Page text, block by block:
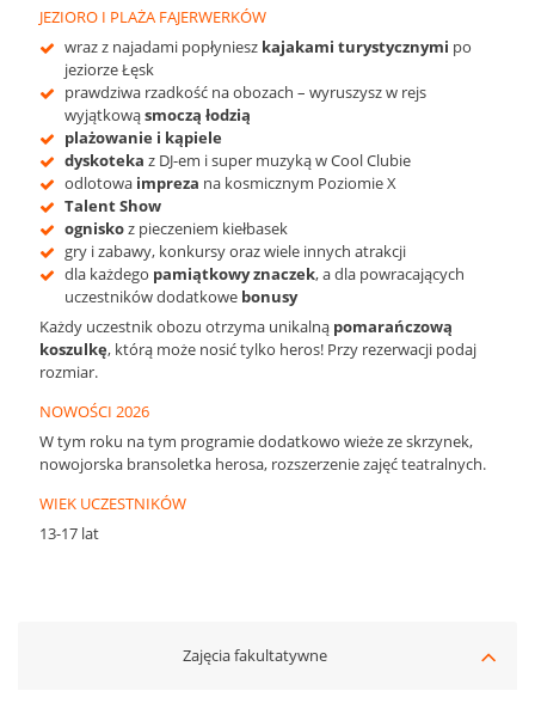
JEZIORO I PLAŻA FAJERWERKÓW
wraz z najadami popłyniesz kajakami turystycznymi po
jeziorze Łęsk
prawdziwa rzadkość na obozach – wyruszysz w rejs
wyjątkowąsmoczą łodzią
plażowanie i kąpiele
dyskoteka z DJ-em i super muzyką w Cool Clubie
odlotowa impreza na kosmicznym Poziomie X
Talent Show
ogniskoz pieczeniem kiełbasek
gry i zabawy, konkursy oraz wiele innych atrakcji
dla każdego pamiątkowy znaczek, a dla powracających
uczestników dodatkowe bonusy
Każdy uczestnik obozu otrzyma unikalną pomarańczową
koszulkę, którą może nosić tylko heros! Przy rezerwacji podaj
rozmiar.
NOWOŚCI 2026
W tym roku na tym programie dodatkowo wieże ze skrzynek,
nowojorska bransoletka herosa, rozszerzenie zajęć teatralnych.
WIEK UCZESTNIKÓW
13-17 lat
Zajęcia fakultatywne